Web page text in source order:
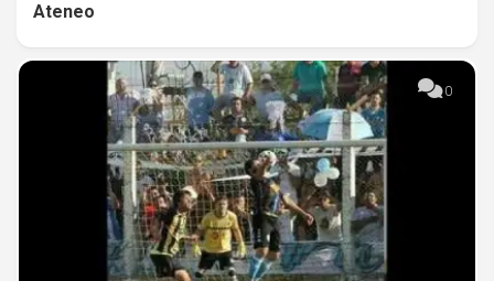
Ateneo
0